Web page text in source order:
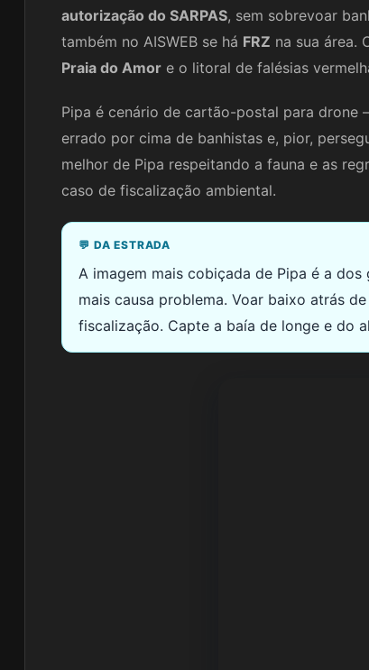
autorização do SARPAS, sem sobrevoar
também no AISWEB se há FRZ na sua área.
Praia do Amor e o litoral de falésias
Pipa é cenário de cartão-postal para
errado por cima de banhistas e, pior,
melhor de Pipa respeitando a fauna e as
caso de fiscalização ambiental.
💬 DA ESTRADA
A imagem mais cobiçada de Pipa é a
mais causa problema. Voar baixo atrás
fiscalização. Capte a baía de longe e do